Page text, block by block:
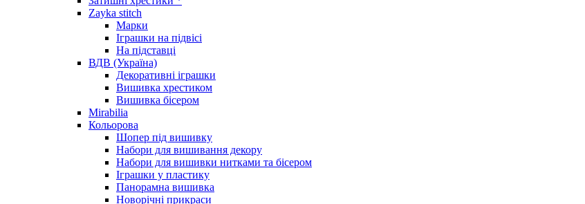
Zayka stitch
Марки
Іграшки на підвісі
На підставці
ВДВ (Україна)
Декоративні іграшки
Вишивка хрестиком
Вишивка бісером
Mirabilia
Кольорова
Шопер під вишивку
Набори для вишивання декору
Набори для вишивки нитками та бісером
Іграшки у пластику
Панорамна вишивка
Новорічні прикраси